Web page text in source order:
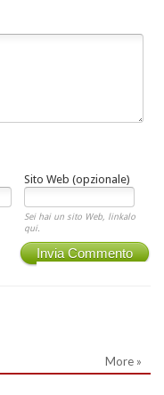
Sito Web (opzionale)
Sei hai un sito Web, linkalo
qui.
Invia Commento
More »